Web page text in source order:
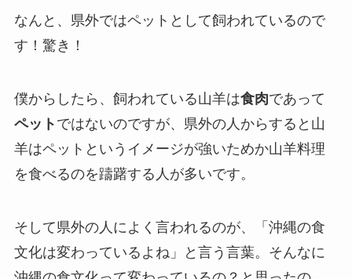
なんと、県外ではペットとして飼われているので
す！驚き！
僕からしたら、飼われている山羊は食肉であって
ペット ではないのですが、県外の人からすると山
羊はペットというイメージが強いためか山羊料理
を食べるのを躊躇する人が多いです。
そして県外の人によく言われるのが、「沖縄の食
文化は変わっているよね」と言う言葉。そんなに